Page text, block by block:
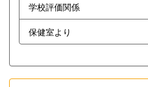
学校評価関係
保健室より